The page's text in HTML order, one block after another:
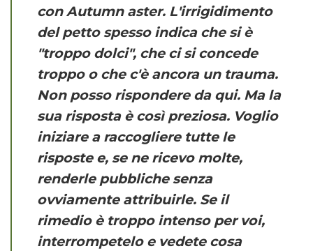
con Autumn aster. L'irrigidimento
del petto spesso indica che si è
"troppo dolci", che ci si concede
troppo o che c'è ancora un trauma.
Non posso rispondere da qui. Ma la
sua risposta è così preziosa. Voglio
iniziare a raccogliere tutte le
risposte e, se ne ricevo molte,
renderle pubbliche senza
ovviamente attribuirle. Se il
rimedio è troppo intenso per voi,
interrompetelo e vedete cosa